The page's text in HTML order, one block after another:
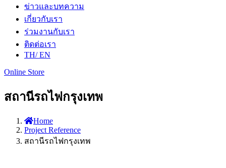
ข่าวและบทความ
เกี่ยวกับเรา
ร่วมงานกับเรา
ติดต่อเรา
TH/ EN
Online Store
สถานีรถไฟกรุงเทพ
Home
Project Reference
สถานีรถไฟกรุงเทพ